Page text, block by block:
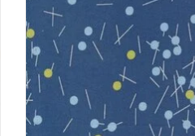
TOEVOEGEN AAN